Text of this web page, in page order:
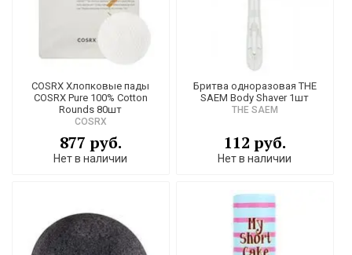
COSRX Хлопковые пады
COSRX Pure 100% Cotton
Rounds 80шт
COSRX
877 руб.
Нет в наличии
Бритва одноразовая THE
SAEM Body Shaver 1шт
THE SAEM
112 руб.
Нет в наличии